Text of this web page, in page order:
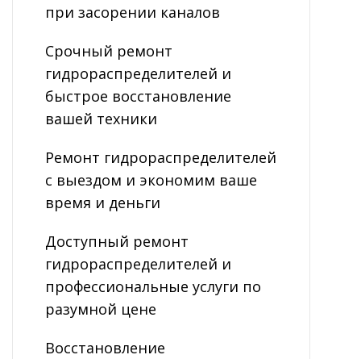
при засорении каналов
Срочный ремонт
гидрораспределителей и
быстрое восстановление
вашей техники
Ремонт гидрораспределителей
с выездом и экономим ваше
время и деньги
Доступный ремонт
гидрораспределителей и
профессиональные услуги по
разумной цене
Восстановление